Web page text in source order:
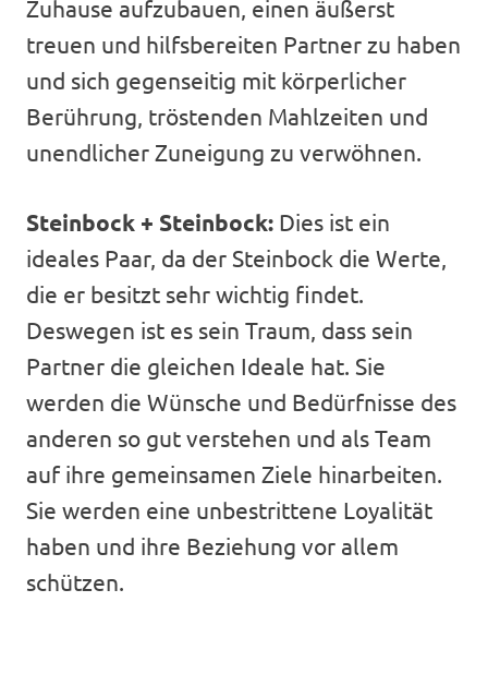
Zuhause aufzubauen, einen äußerst
treuen und hilfsbereiten Partner zu haben
und sich gegenseitig mit körperlicher
Berührung, tröstenden Mahlzeiten und
unendlicher Zuneigung zu verwöhnen.
Steinbock + Steinbock: Dies ist ein
ideales Paar, da der Steinbock die Werte,
die er besitzt sehr wichtig findet.
Deswegen ist es sein Traum, dass sein
Partner die gleichen Ideale hat. Sie
werden die Wünsche und Bedürfnisse des
anderen so gut verstehen und als Team
auf ihre gemeinsamen Ziele hinarbeiten.
Sie werden eine unbestrittene Loyalität
haben und ihre Beziehung vor allem
schützen.